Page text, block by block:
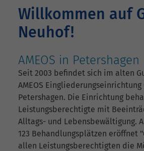
Willkommen auf
Neuhof!
AMEOS in Petershagen
Seit 2003 befindet sich im alten
AMEOS Eingliederungseinrichtung
Petershagen. Die Einrichtung
Leistungsberechtigte mit
Alltags- und Lebensbewältigung.
123 Behandlungsplätzen eröffnet
allen Leistungsberechtigten die